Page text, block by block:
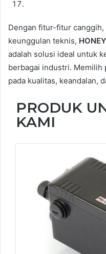
Dengan fitur-fitur
keunggulan teknis,
adalah solusi ideal untuk
berbagai industri.
pada kualitas, keandalan,
PRODUK
KAMI